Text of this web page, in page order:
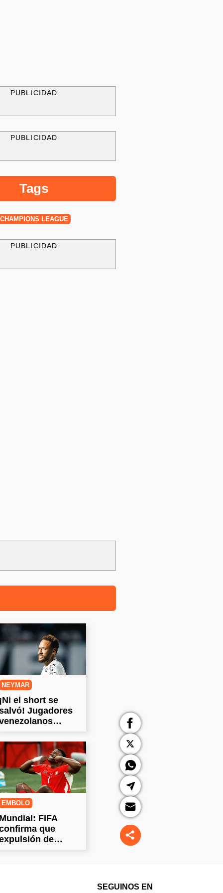
PUBLICIDAD
PUBLICIDAD
Tags
CHAMPIONS LEAGUE
PUBLICIDAD
NEYMAR
¡Ni el short se
Jugadores
ropa
EMBOLO
Mundial: FIFA
que
de
SEGUINOS EN